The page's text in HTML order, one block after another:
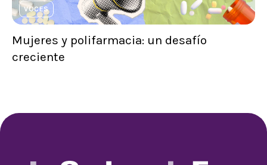
VOCES
Mujeres y polifarmacia: un desafío
creciente